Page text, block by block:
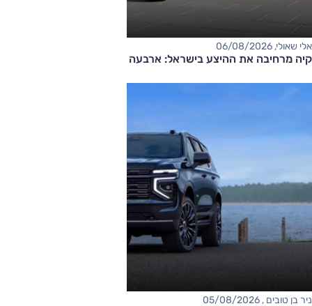
אלי שאולי, 06/08/2026
קיה מרחיבה את ההיצע בישראל: ארבעה דגמים חדשים בדרך
ניר בן טובים , 05/08/2026